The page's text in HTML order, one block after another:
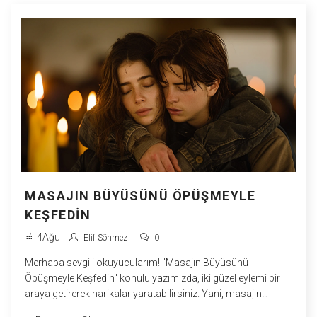
olduğunu kesinlikle anlayacaksınız!
MASAJIN BÜYÜSÜNÜ ÖPÜŞMEYLE
KEŞFEDIN
4Ağu Elif Sönmez 0
Merhaba sevgili okuyucularım! "Masajın Büyüsünü
Öpüşmeyle Keşfedin" konulu yazımızda, iki güzel eylemi bir
araya getirerek harikalar yaratabilirsiniz. Yani, masajın